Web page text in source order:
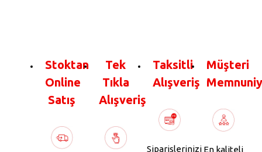
Stoktan
Online
Satış
Tek
Tıkla
Alışveriş
Taksitli
Alışveriş
Siparişlerinizi
Müşteri
En kaliteli